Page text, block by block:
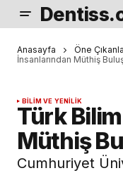
Anasayfa Öne
İnsanlarından Müthiş
BILIM VE YENILIK
Türk
Müthiş
Cumhuriyet